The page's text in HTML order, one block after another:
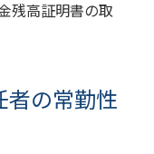
残高証明書の取
者の常勤性